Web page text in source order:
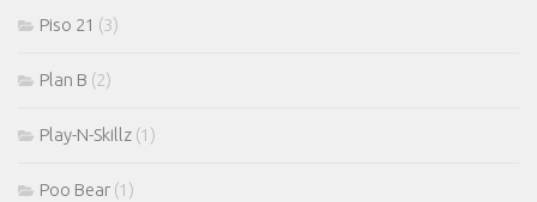
Piso 21 (3)
Plan B (2)
Play-N-Skillz (1)
Poo Bear (1)